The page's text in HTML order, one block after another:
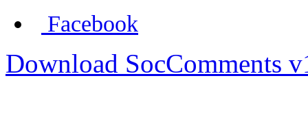
Facebook
Download SocComments